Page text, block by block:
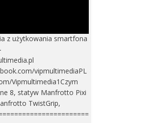
z użytkowania smartfona
vipmultimediaPL
Vipmultimedia1Czym
8, statyw Manfrotto Pixi
TwistGrip,